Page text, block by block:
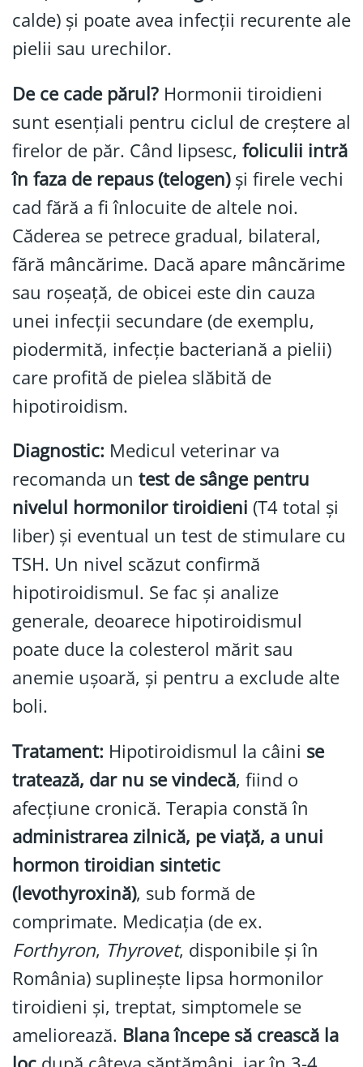
calde) și poate avea infecții recurente ale
pielii sau urechilor.
De ce cade părul? Hormonii tiroidieni
sunt esențiali pentru ciclul de creștere al
firelor de păr. Când lipsesc, foliculii intră
în faza de repaus (telogen)și firele vechi
cad fără a fi înlocuite de altele noi.
Căderea se petrece gradual, bilateral,
fără mâncărime. Dacă apare mâncărime
sau roșeață, de obicei este din cauza
unei infecții secundare (de exemplu,
piodermită, infecție bacteriană a pielii)
care profită de pielea slăbită de
hipotiroidism.
Diagnostic: Medicul veterinar va
recomanda un test de sânge pentru
nivelul hormonilor tiroidieni (T4 total și
liber) și eventual un test de stimulare cu
TSH. Un nivel scăzut confirmă
hipotiroidismul. Se fac și analize
generale, deoarece hipotiroidismul
poate duce la colesterol mărit sau
anemie ușoară, și pentru a exclude alte
boli.
Tratament: Hipotiroidismul la câini se
tratează, dar nu se vindecă, fiind o
afecțiune cronică. Terapia constă în
administrarea zilnică, pe viață, a unui
hormon tiroidian sintetic
(levothyroxină), sub formă de
comprimate. Medicația (de ex.
Forthyron, Thyrovet, disponibile și în
România) suplinește lipsa hormonilor
tiroidieni și, treptat, simptomele se
ameliorează. Blana începe să crească la